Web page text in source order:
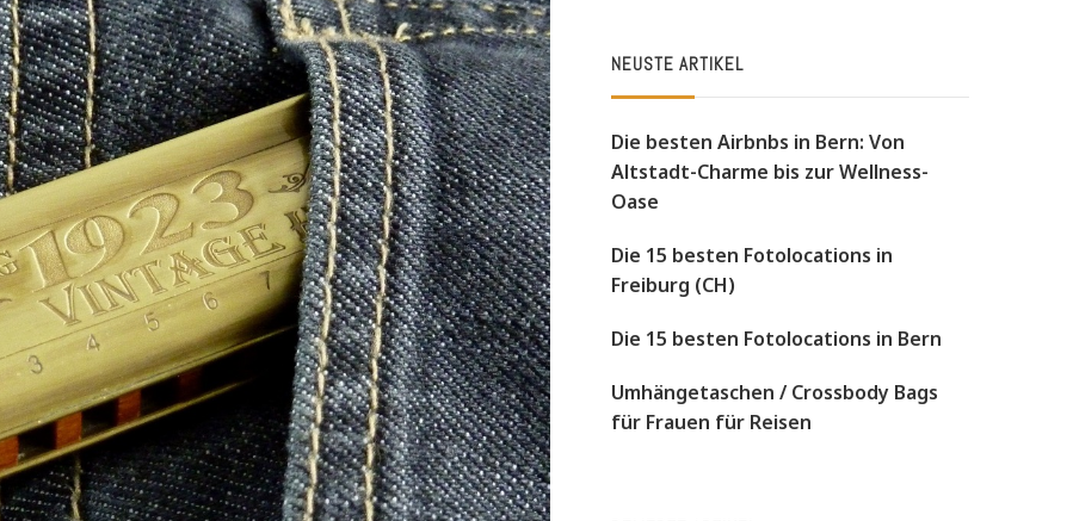
NEUSTE ARTIKEL
Die besten Airbnbs in Bern: Von
Altstadt-Charme bis zur Wellness-
Oase
Die 15 besten Fotolocations in
Freiburg (CH)
Die 15 besten Fotolocations in Bern
Umhängetaschen / Crossbody Bags
für Frauen für Reisen